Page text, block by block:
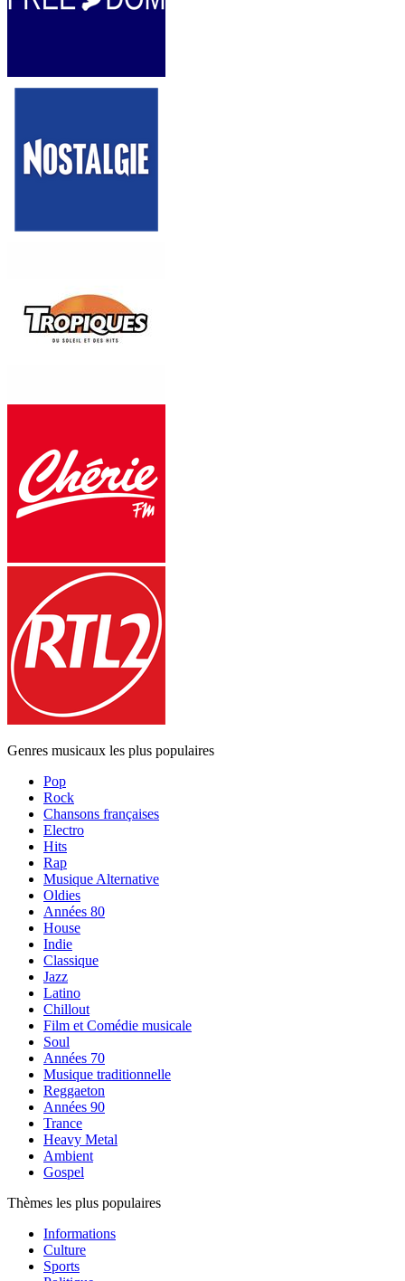
Genres musicaux les plus populaires
Pop
Rock
Chansons françaises
Electro
Hits
Rap
Musique Alternative
Oldies
Années 80
House
Indie
Classique
Jazz
Latino
Chillout
Film et Comédie musicale
Soul
Années 70
Musique traditionnelle
Reggaeton
Années 90
Trance
Heavy Metal
Ambient
Gospel
Thèmes les plus populaires
Informations
Culture
Sports